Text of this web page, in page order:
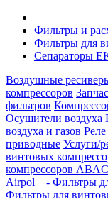
Фильтры и
Фильтры для
Сепараторы
Воздушные
компрессоров
фильтров
Осушители воздуха
воздуха и газов
приводные Услуги/
винтовых
компрессоров ABAC
Airpol
- Фильтры
Фильтры для